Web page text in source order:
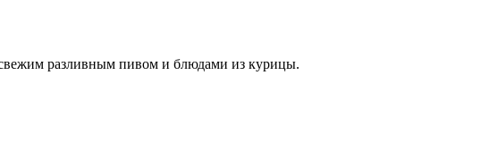
разливным пивом и блюдами из курицы.